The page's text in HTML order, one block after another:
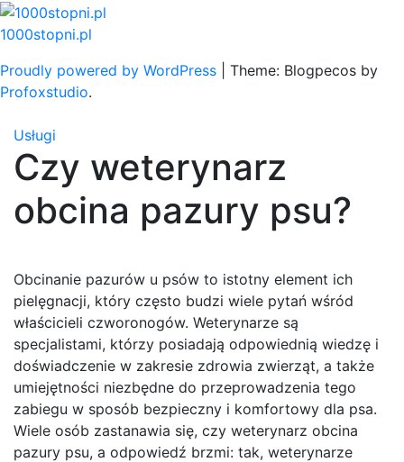
Skip
to
1000stopni.pl
Proudly powered by WordPress
Theme: Blogpecos by
Profoxstudio.
Usługi
Czy weterynarz
obcina pazury psu?
Obcinanie pazurów u psów to istotny element ich
pielęgnacji, który często budzi wiele pytań wśród
właścicieli czworonogów. Weterynarze są
specjalistami, którzy posiadają odpowiednią wiedzę i
doświadczenie w zakresie zdrowia zwierząt, a także
umiejętności niezbędne do przeprowadzenia tego
zabiegu w sposób bezpieczny i komfortowy dla psa.
Wiele osób zastanawia się, czy weterynarz obcina
pazury psu, a odpowiedź brzmi: tak, weterynarze